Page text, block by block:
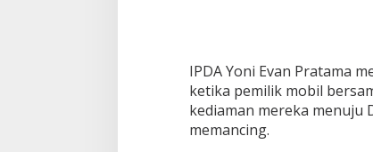
a
m
e
k
a
​IPDA Yoni Evan Pratama
ketika pemilik mobil
kediaman mereka menuju
memancing.